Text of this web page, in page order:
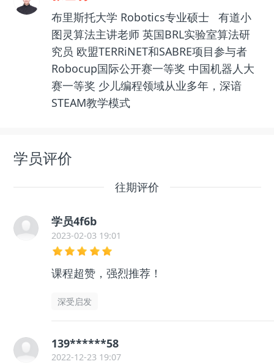
布里斯托大学 Robotics专业硕士 有道小
图灵算法主讲老师 英国BRL实验室算法研
究员 欧盟TERRiNET和SABRE项目参与者
Robocup国际公开赛一等奖 中国机器人大
赛一等奖 少儿编程领域从业多年，深谙
STEAM教学模式
学员评价
往期评价
学员4f6b
2023-02-03 19:01
课程超赞，强烈推荐！
深受启发
139******58
2022-12-23 19:07